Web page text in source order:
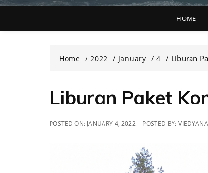
HOME
Home 2022 January 4 Liburan
Liburan Paket
POSTED ON: JANUARY 4, 2022 POSTED BY:VIEDYANA